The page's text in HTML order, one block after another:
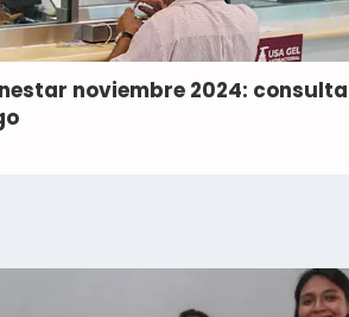
noviembre 2024: consulta